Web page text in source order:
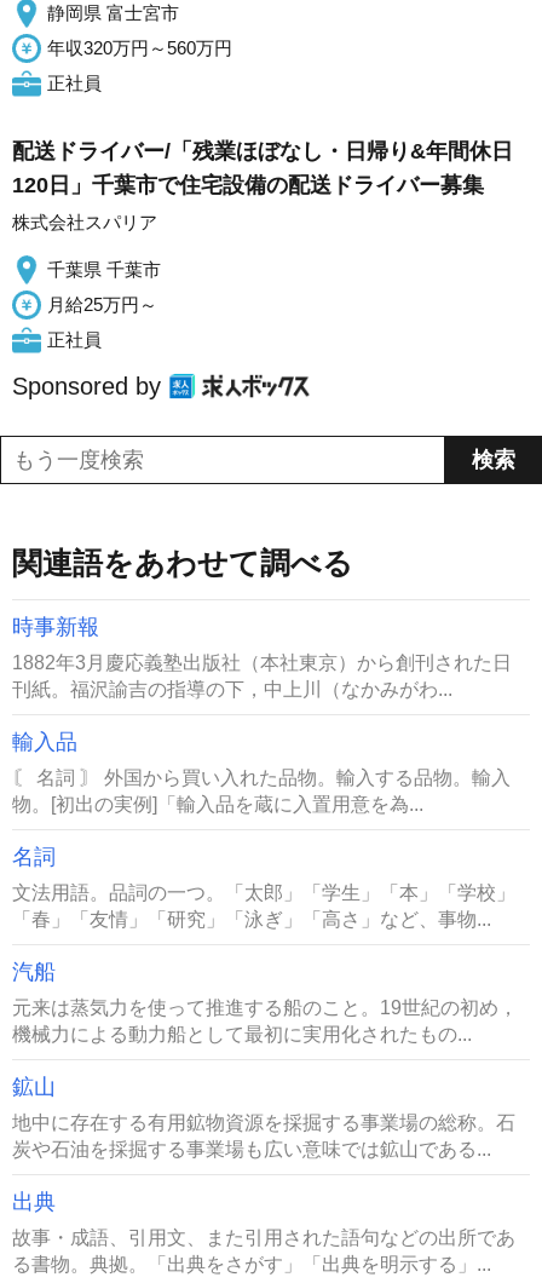
静岡県 富士宮市
年収320万円～560万円
正社員
配送ドライバー/「残業ほぼなし・日帰り&年間休日
120日」千葉市で住宅設備の配送ドライバー募集
株式会社スパリア
千葉県 千葉市
月給25万円～
正社員
Sponsored by
関連語をあわせて調べる
時事新報
1882年3月慶応義塾出版社（本社東京）から創刊された日
刊紙。福沢諭吉の指導の下，中上川（なかみがわ...
輸入品
〘 名詞 〙 外国から買い入れた品物。輸入する品物。輸入
物。[初出の実例]「輸入品を蔵に入置用意を為...
名詞
文法用語。品詞の一つ。「太郎」「学生」「本」「学校」
「春」「友情」「研究」「泳ぎ」「高さ」など、事物...
汽船
元来は蒸気力を使って推進する船のこと。19世紀の初め，
機械力による動力船として最初に実用化されたもの...
鉱山
地中に存在する有用鉱物資源を採掘する事業場の総称。石
炭や石油を採掘する事業場も広い意味では鉱山である...
出典
故事・成語、引用文、また引用された語句などの出所であ
る書物。典拠。「出典をさがす」「出典を明示する」...